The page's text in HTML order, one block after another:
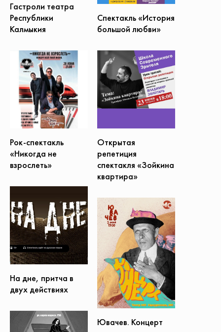
Гастроли театра
Республики
Калмыкия
Спектакль «История
большой любви»
Открытая
репетиция
спектакля «Зойкина
квартира»
Рок-спектакль
«Никогда не
взрослеть»
На дне, притча в
двух действиях
Ювачев. Концерт